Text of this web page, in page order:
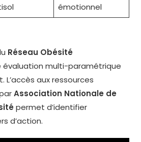
émotionnel
Réseau Obésité
multi-paramétrique
aux ressources
Association Nationale de
permet d’identifier
d’action.